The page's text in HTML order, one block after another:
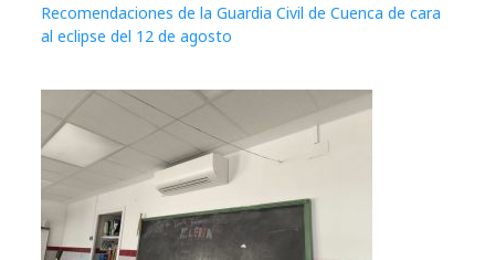
Recomendaciones de la Guardia Civil de Cuenca de cara
al eclipse del 12 de agosto